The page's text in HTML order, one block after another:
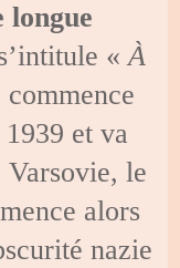
longue
«À
et va
Varsovie, le
alors
nazie